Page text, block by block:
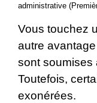
administrative
Vous touchez
autre
sont soumises
Toutefois,
exonérées.